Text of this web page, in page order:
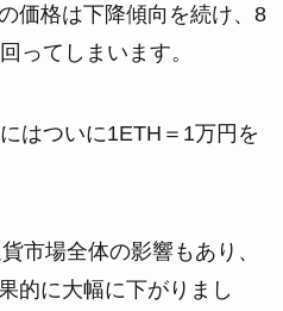
価格は下降傾向を続け、8
ってしまいます。
はついに1ETH＝1万円を
市場全体の影響もあり、
的に大幅に下がりまし